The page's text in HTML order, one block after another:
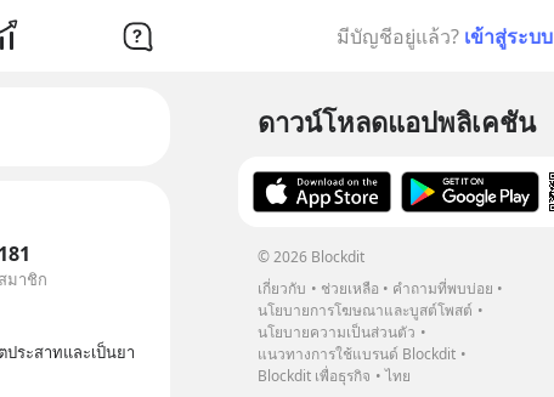
มีบัญชีอยู่แล้ว? เข้าสู่ระบบ
181
สมาชิก
ระสาทและเป็นยา
ดาวน์โหลดแอปพลิเคชัน
© 2026 Blockdit
เกี่ยวกับ
ช่วยเหลือ
คำถามที่พบบ่อย
นโยบายการโฆษณาและบูสต์โพสต์
นโยบายความเป็นส่วนตัว
แนวทางการใช้แบรนด์ Blockdit
Blockdit เพื่อธุรกิจ
ไทย